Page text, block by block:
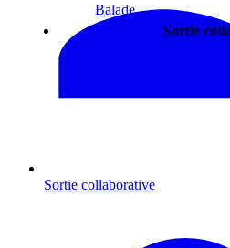
Balade
Sortie
Sortie collaborative